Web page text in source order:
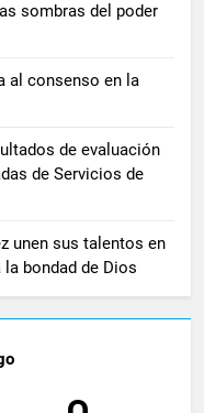
sombras del poder
al consenso en la
de evaluación
de Servicios de
unen sus talentos en
la bondad de Dios